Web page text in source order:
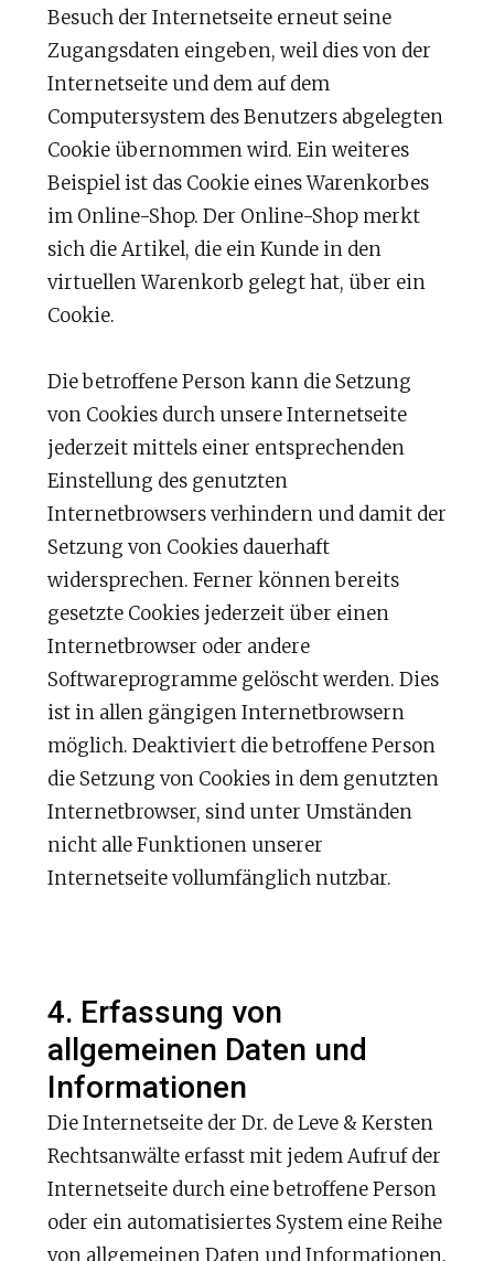
Besuch der Internetseite erneut seine
Zugangsdaten eingeben, weil dies von der
Internetseite und dem auf dem
Computersystem des Benutzers abgelegten
Cookie übernommen wird. Ein weiteres
Beispiel ist das Cookie eines Warenkorbes
im Online-Shop. Der Online-Shop merkt
sich die Artikel, die ein Kunde in den
virtuellen Warenkorb gelegt hat, über ein
Cookie.
Die betroffene Person kann die Setzung
von Cookies durch unsere Internetseite
jederzeit mittels einer entsprechenden
Einstellung des genutzten
Internetbrowsers verhindern und damit der
Setzung von Cookies dauerhaft
widersprechen. Ferner können bereits
gesetzte Cookies jederzeit über einen
Internetbrowser oder andere
Softwareprogramme gelöscht werden. Dies
ist in allen gängigen Internetbrowsern
möglich. Deaktiviert die betroffene Person
die Setzung von Cookies in dem genutzten
Internetbrowser, sind unter Umständen
nicht alle Funktionen unserer
Internetseite vollumfänglich nutzbar.
4. Erfassung von
allgemeinen Daten und
Informationen
Die Internetseite der Dr. de Leve & Kersten
Rechtsanwälte erfasst mit jedem Aufruf der
Internetseite durch eine betroffene Person
oder ein automatisiertes System eine Reihe
von allgemeinen Daten und Informationen.